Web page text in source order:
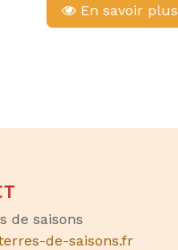
En savoir plus
de saisons
de-saisons.fr